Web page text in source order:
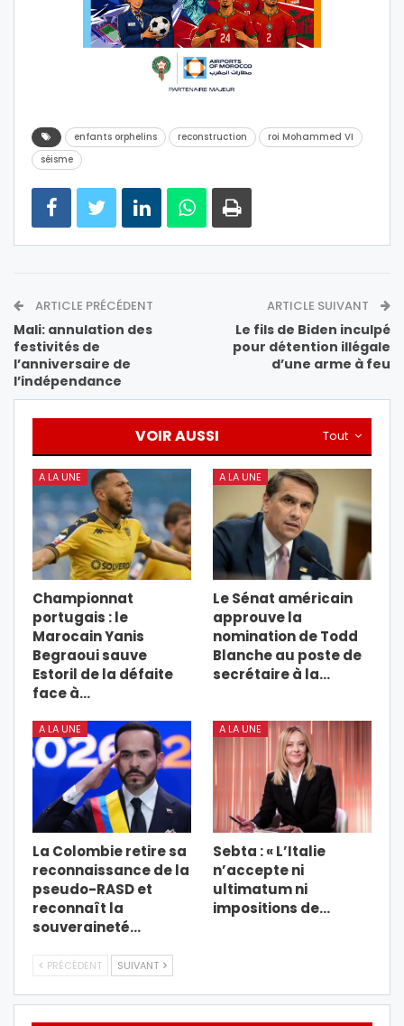
enfants orphelins reconstruction
roi Mohammed VI
séisme
ARTICLE PRÉCÉDENT
Mali: annulation des
festivités de
l’anniversaire de
l’indépendance
ARTICLE SUIVANT
Le fils de Biden inculpé
pour détention illégale
d’une arme à feu
Tout
VOIR AUSSI
A LA UNE
Championnat
portugais : le
Marocain Yanis
Begraoui sauve
Estoril de la défaite
face à…
A LA UNE
Le Sénat américain
approuve la
nomination de Todd
Blanche au poste de
secrétaire à la…
A LA UNE
La Colombie retire sa
reconnaissance de la
pseudo-RASD et
reconnaît la
souveraineté…
A LA UNE
Sebta : « L’Italie
n’accepte ni
ultimatum ni
impositions de…
PRÉCÉDENT SUIVANT